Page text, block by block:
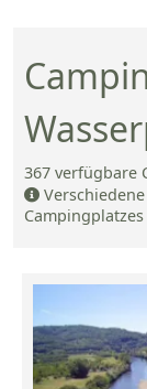
367 verfügbare